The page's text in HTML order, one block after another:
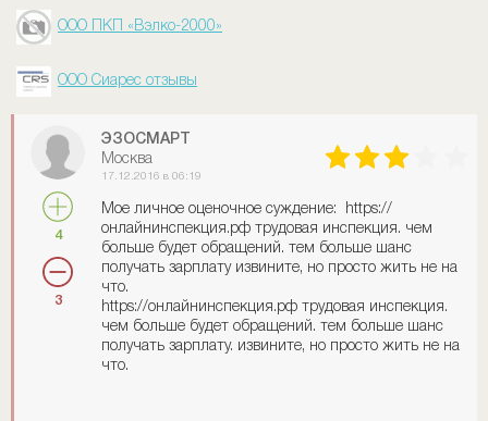
ООО ПКП «Вэлко-2000»
ООО Сиарес отзывы
4
3
ЭЗОСМАРТ
Москва
17.12.2016 в 06:19
Мое личное оценочное суждение: https://
онлайнинспекция.рф трудовая инспекция. чем
больше будет обращений. тем больше шанс
получать зарплату извините, но просто жить не на
что.
https://онлайнинспекция.рф трудовая инспекция.
чем больше будет обращений. тем больше шанс
получать зарплату. извините, но просто жить не на
что.